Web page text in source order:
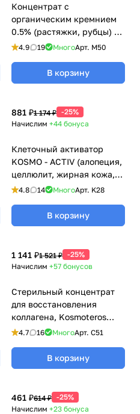
Концентрат с
органическим кремнием
0.5% (растяжки, рубцы) /
Organic Silicon Care,
4.9 19 МногоАрт. M50
В корзину
881 ₽1 174 ₽ -25%
Начислим +44 бонуса
Клеточный активатор
KOSMO - ACTIV (алопеция,
целлюлит, жирная кожа,
купероз, лифтинг) / Cells
Kosmoteros (Космотерос),
6 мл
4.8 14 МногоАрт. K28
В корзину
1 141 ₽1 521 ₽ -25%
Начислим +57 бонусов
Стерильный концентрат
для восстановления
коллагена, Kosmoteros
(Космотерос), 6 мл
4.7 16 МногоАрт. C51
В корзину
461 ₽614 ₽ -25%
Начислим +23 бонуса